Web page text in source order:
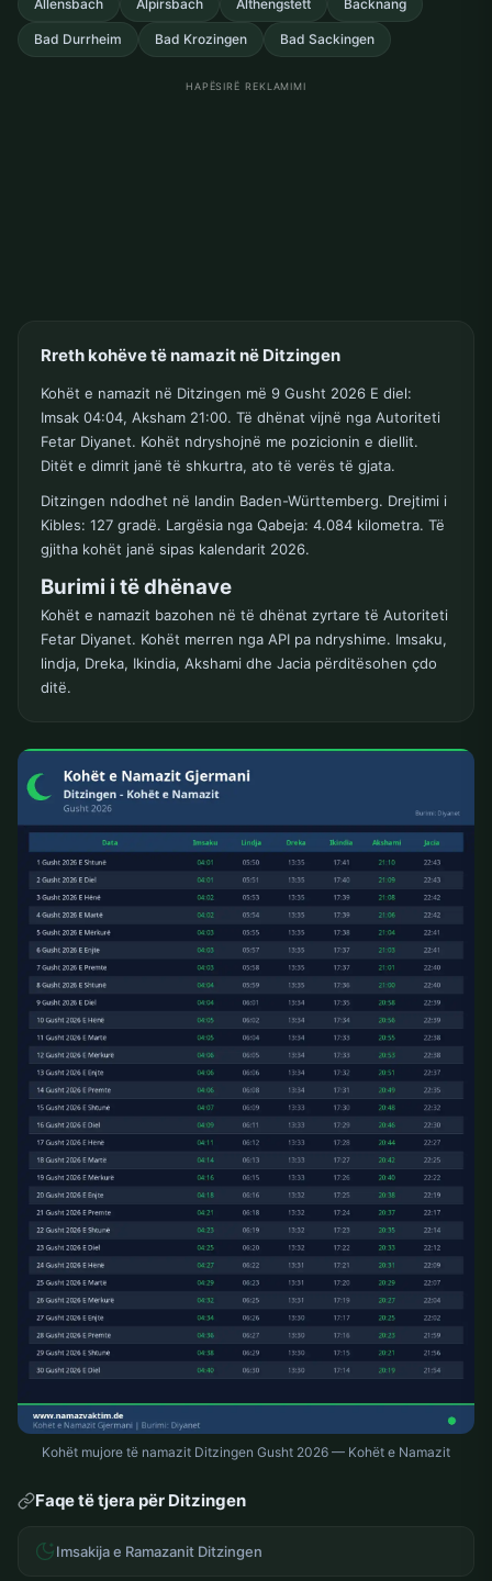
Allensbach Alpirsbach Althengstett Backnang
Bad Durrheim Bad Krozingen Bad Sackingen
HAPËSIRË REKLAMIMI
Rreth kohëve të namazit në Ditzingen
Kohët e namazit në Ditzingen më 9 Gusht 2026 E diel:
Imsak 04:04, Aksham 21:00. Të dhënat vijnë nga Autoriteti
Fetar Diyanet. Kohët ndryshojnë me pozicionin e diellit.
Ditët e dimrit janë të shkurtra, ato të verës të gjata.
Ditzingen ndodhet në landin Baden-Württemberg. Drejtimi i
Kibles: 127 gradë. Largësia nga Qabeja: 4.084 kilometra. Të
gjitha kohët janë sipas kalendarit 2026.
Burimi i të dhënave
Kohët e namazit bazohen në të dhënat zyrtare të Autoriteti
Fetar Diyanet. Kohët merren nga API pa ndryshime. Imsaku,
lindja, Dreka, Ikindia, Akshami dhe Jacia përditësohen çdo
ditë.
Kohët mujore të namazit Ditzingen Gusht 2026 — Kohët e Namazit
Faqe të tjera për Ditzingen
Imsakija e Ramazanit Ditzingen